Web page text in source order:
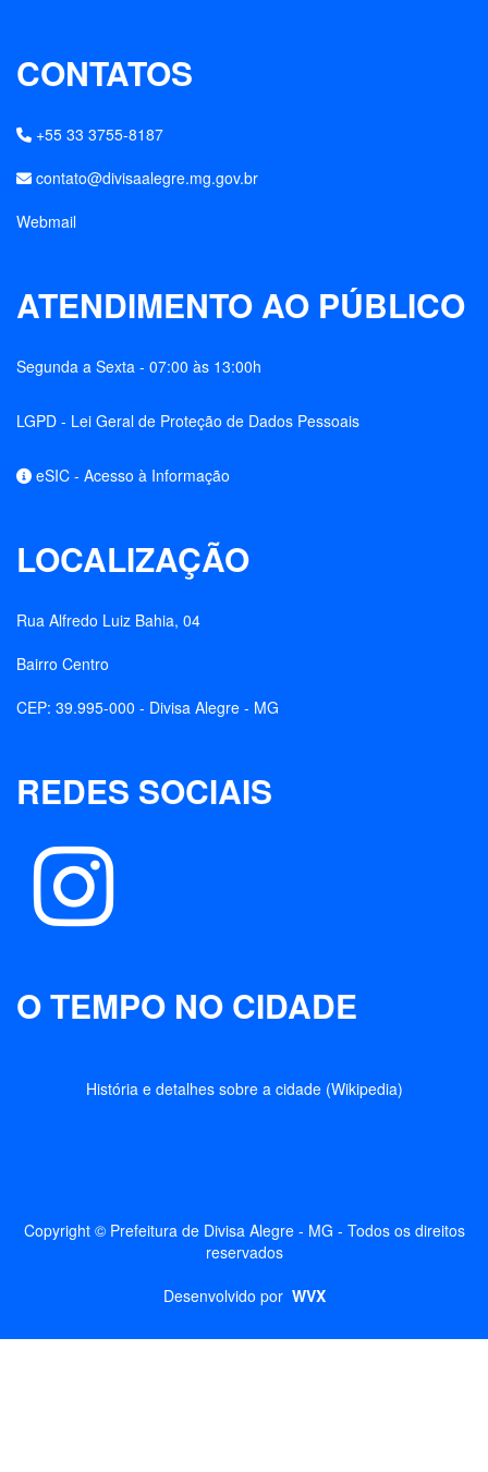
CONTATOS
+55 33 3755-8187
contato@divisaalegre.mg.gov.br
Webmail
ATENDIMENTO AO PÚBLICO
Segunda a Sexta - 07:00 às 13:00h
LGPD - Lei Geral de Proteção de Dados Pessoais
eSIC - Acesso à Informação
LOCALIZAÇÃO
Rua Alfredo Luiz Bahia, 04
Bairro Centro
CEP: 39.995-000 - Divisa Alegre - MG
REDES SOCIAIS
O TEMPO NO CIDADE
História e detalhes sobre a cidade (Wikipedia)
Copyright © Prefeitura de Divisa Alegre - MG - Todos os direitos
reservados
Desenvolvido por WVX